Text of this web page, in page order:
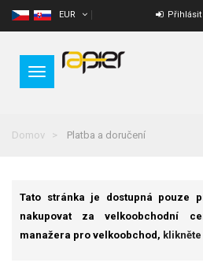
Přihlásit
EUR
Toggle
Domov Platba a doručení
Tato stránka je dostupná pouze
nakupovat za velkoobchodní
manažera pro velkoobchod,